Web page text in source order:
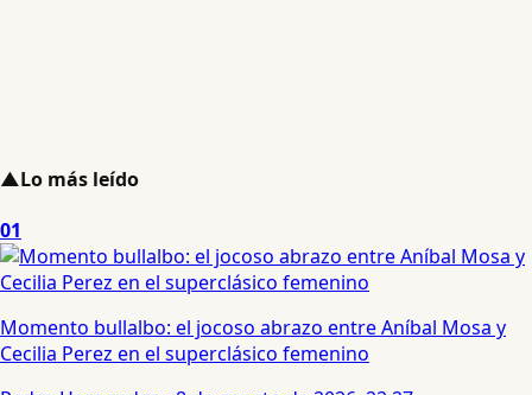
▲Lo más leído
01
Momento bullalbo: el jocoso abrazo entre Aníbal Mosa y
Cecilia Perez en el superclásico femenino